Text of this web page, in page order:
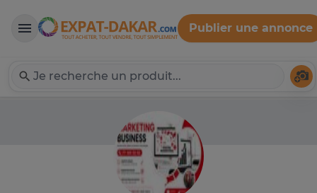
Expat-Dakar
Publier une annonce